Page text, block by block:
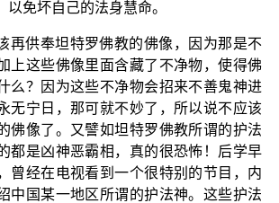
免坏自己的法身慧命。
再供奉坦特罗佛教的佛像，因为那是不
上这些佛像里面含藏了不净物，使得佛
么？因为这些不净物会招来不善鬼神进
无宁日，那可就不妙了，所以说不应该
佛像了。又譬如坦特罗佛教所谓的护法
都是凶神恶霸相，真的很恐怖！后学早
曾经在电视看到一个很特别的节目，内
中国某一地区所谓的护法神。这些护法